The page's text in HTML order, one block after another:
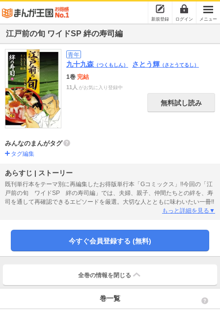
新規登録 ログイン メニュー
江戸前の旬 ワイドSP 絆の寿司編
青年
九十九森 （つくもしん） さとう輝 （さとうてるし）
1巻 完結
11人 がお気に入り登録中
無料試し読み
みんなのまんがタグ
タグ編集
あらすじ | ストーリー
既刊単行本をテーマ別に再編集したお得版単行本「Gコミックス」!!今回の「江
戸前の旬 ワイドSP 絆の寿司編」では、夫婦、親子、仲間たちとの絆を、寿
司を通して再確認できるエピソードを厳選。大切な人とともに味わいたい一冊!!
もっと詳細を見る▼
今すぐ会員登録する (無料)
全巻の情報を 閉じる
巻一覧